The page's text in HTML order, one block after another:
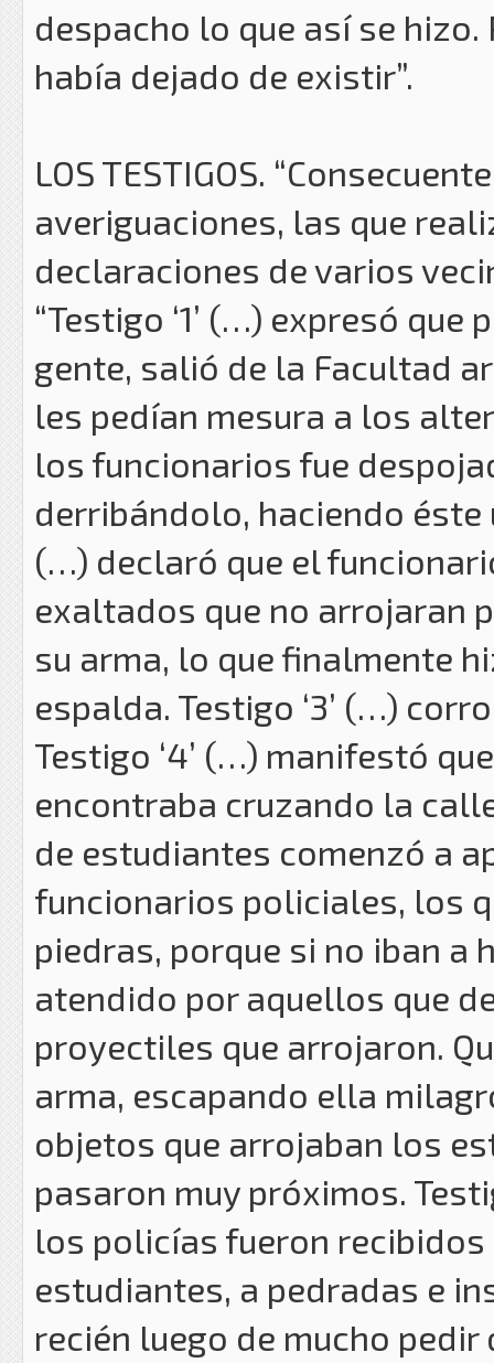
despacho lo que así se
había dejado de existir”.
LOS TESTIGOS.
averiguaciones, las que
declaraciones de varios
“Testigo ‘1’ (…) expresó
gente, salió de la Facultad
les pedían mesura a los
los funcionarios fue
derribándolo, haciendo éste
(…) declaró que el
exaltados que no arrojaran
su arma, lo que finalmente
espalda. Testigo ‘3’ (…)
Testigo ‘4’ (…) manifestó
encontraba cruzando la
de estudiantes comenzó a
funcionarios policiales, los
piedras, porque si no iban a
atendido por aquellos que
proyectiles que arrojaron.
arma, escapando ella
objetos que arrojaban los
pasaron muy próximos.
los policías fueron
estudiantes, a pedradas e
recién luego de mucho